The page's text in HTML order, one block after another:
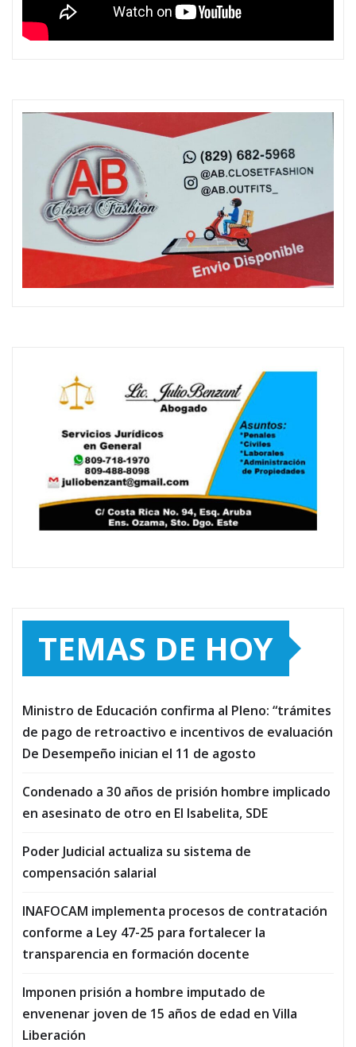
TEMAS DE HOY
Ministro de Educación confirma al Pleno: “trámites
de pago de retroactivo e incentivos de evaluación
De Desempeño inician el 11 de agosto
Condenado a 30 años de prisión hombre implicado
en asesinato de otro en El Isabelita, SDE
Poder Judicial actualiza su sistema de
compensación salarial
INAFOCAM implementa procesos de contratación
conforme a Ley 47-25 para fortalecer la
transparencia en formación docente
Imponen prisión a hombre imputado de
envenenar joven de 15 años de edad en Villa
Liberación